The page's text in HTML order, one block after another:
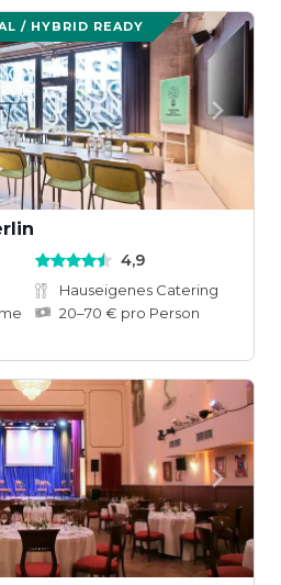
/ HYBRID READY
4,9
Hauseigenes Catering
20–70 € pro Person